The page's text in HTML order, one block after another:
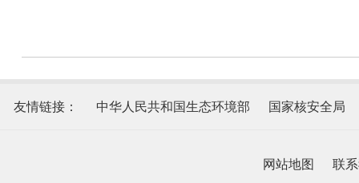
友情链接： 中华人民共和国生态环境部 国家核安全局
网站地图 联